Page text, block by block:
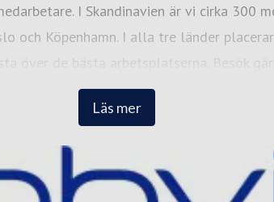
Läs mer
I Skandinavien är vi cirka 300
och Köpenhamn. I alla tre länder
Facebook @AbbVieSverige, och Instagram.